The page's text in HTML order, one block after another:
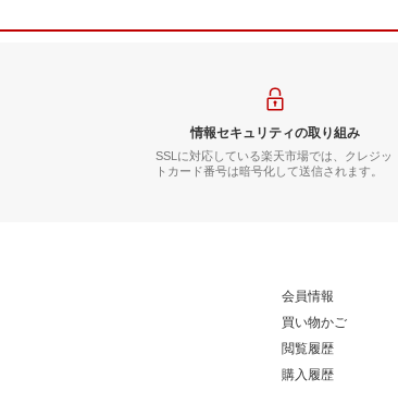
情報セキュリティの取り組み
SSLに対応している楽天市場では、クレジッ
トカード番号は暗号化して送信されます。
会員情報
買い物かご
閲覧履歴
購入履歴